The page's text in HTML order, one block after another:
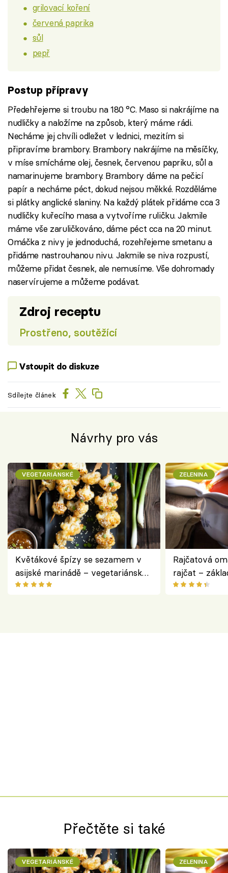
grilovací koření
červená paprika
sůl
pepř
Postup přípravy
Předehřejeme si troubu na 180 °C. Maso si nakrájíme na
nudličky a naložíme na způsob, který máme rádi.
Necháme jej chvíli odležet v lednici, mezitím si
připravíme brambory. Brambory nakrájíme na měsíčky,
v míse smícháme olej, česnek, červenou papriku, sůl a
namarinujeme brambory. Brambory dáme na pečicí
papír a necháme péct, dokud nejsou měkké. Rozděláme
si plátky anglické slaniny. Na každý plátek přidáme cca 3
nudličky kuřecího masa a vytvoříme ruličku. Jakmile
máme vše zaruličkováno, dáme péct cca na 20 minut.
Omáčka z nivy je jednoduchá, rozehřejeme smetanu a
přidáme nastrouhanou nivu. Jakmile se niva rozpustí,
můžeme přidat česnek, ale nemusíme. Vše dohromady
naservírujeme a můžeme podávat.
Zdroj receptu
Prostřeno, soutěžící
Vstoupit do diskuze
Sdílejte článek
Návrhy pro vás
VEGETARIÁNSKÉ
Květákové špízy se sezamem v
asijské marinádě – vegetariánská
chuťovka z grilu
ZELENINA
Rajčatová
rajčat –
Přečtěte si také
VEGETARIÁNSKÉ ZELENINA